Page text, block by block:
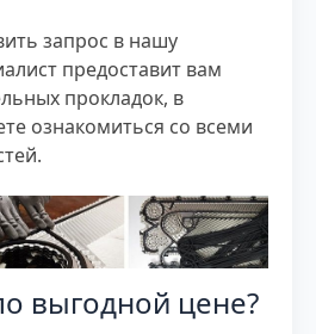
запрос в нашу
предоставит вам
прокладок, в
ознакомиться со всеми
выгодной цене?